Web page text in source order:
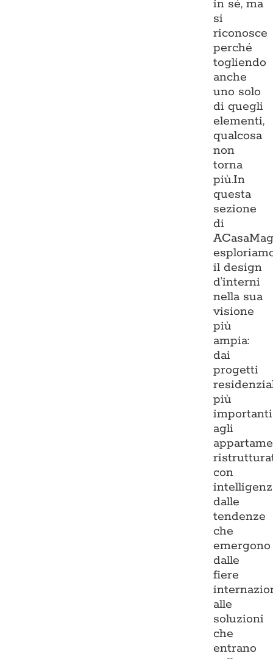
in sé, ma
si
riconosce
perché
togliendo
anche
uno solo
di quegli
elementi,
qualcosa
non
torna
più.In
questa
sezione
di
il design
d’interni
nella sua
visione
più
ampia:
dai
progetti
più
importanti
agli
con
dalle
tendenze
che
emergono
dalle
fiere
alle
soluzioni
che
entrano